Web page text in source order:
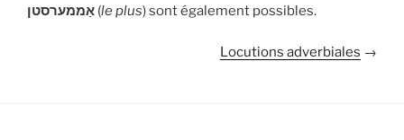
אַממערסטן (le plus) sont également possibles.
Locutions adverbiales →